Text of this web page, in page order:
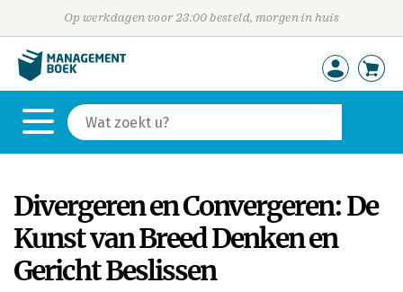
Op werkdagen voor 23:00 besteld, morgen in huis
Divergeren en Convergeren: De
Kunst van Breed Denken en
Gericht Beslissen